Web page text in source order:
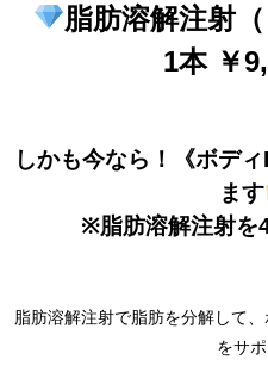
脂肪溶解注射
1本 ￥
しかも今なら！《ボデ
ます
※脂肪溶解注射を
脂肪溶解注射で脂肪を分解して
をサポ